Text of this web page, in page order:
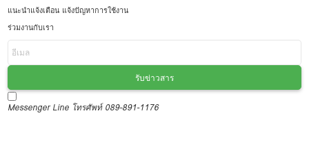
แนะนำแจ้งเตือน แจ้งปัญหาการใช้งาน
ร่วมงานกับเรา
รับข่าวสาร
Messenger Line โทรศัพท์ 089-891-1176